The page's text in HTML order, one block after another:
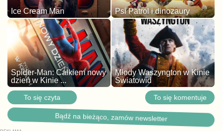
Ice Cream Man Psi Patrol i dinozaury
Spider-Man: Całkiem nowy
dzień w Kinie ...
Młody Waszyngton w Kinie
Światowid
To się czyta To się komentuje
Bądź na bieżąco, zamów newsletter